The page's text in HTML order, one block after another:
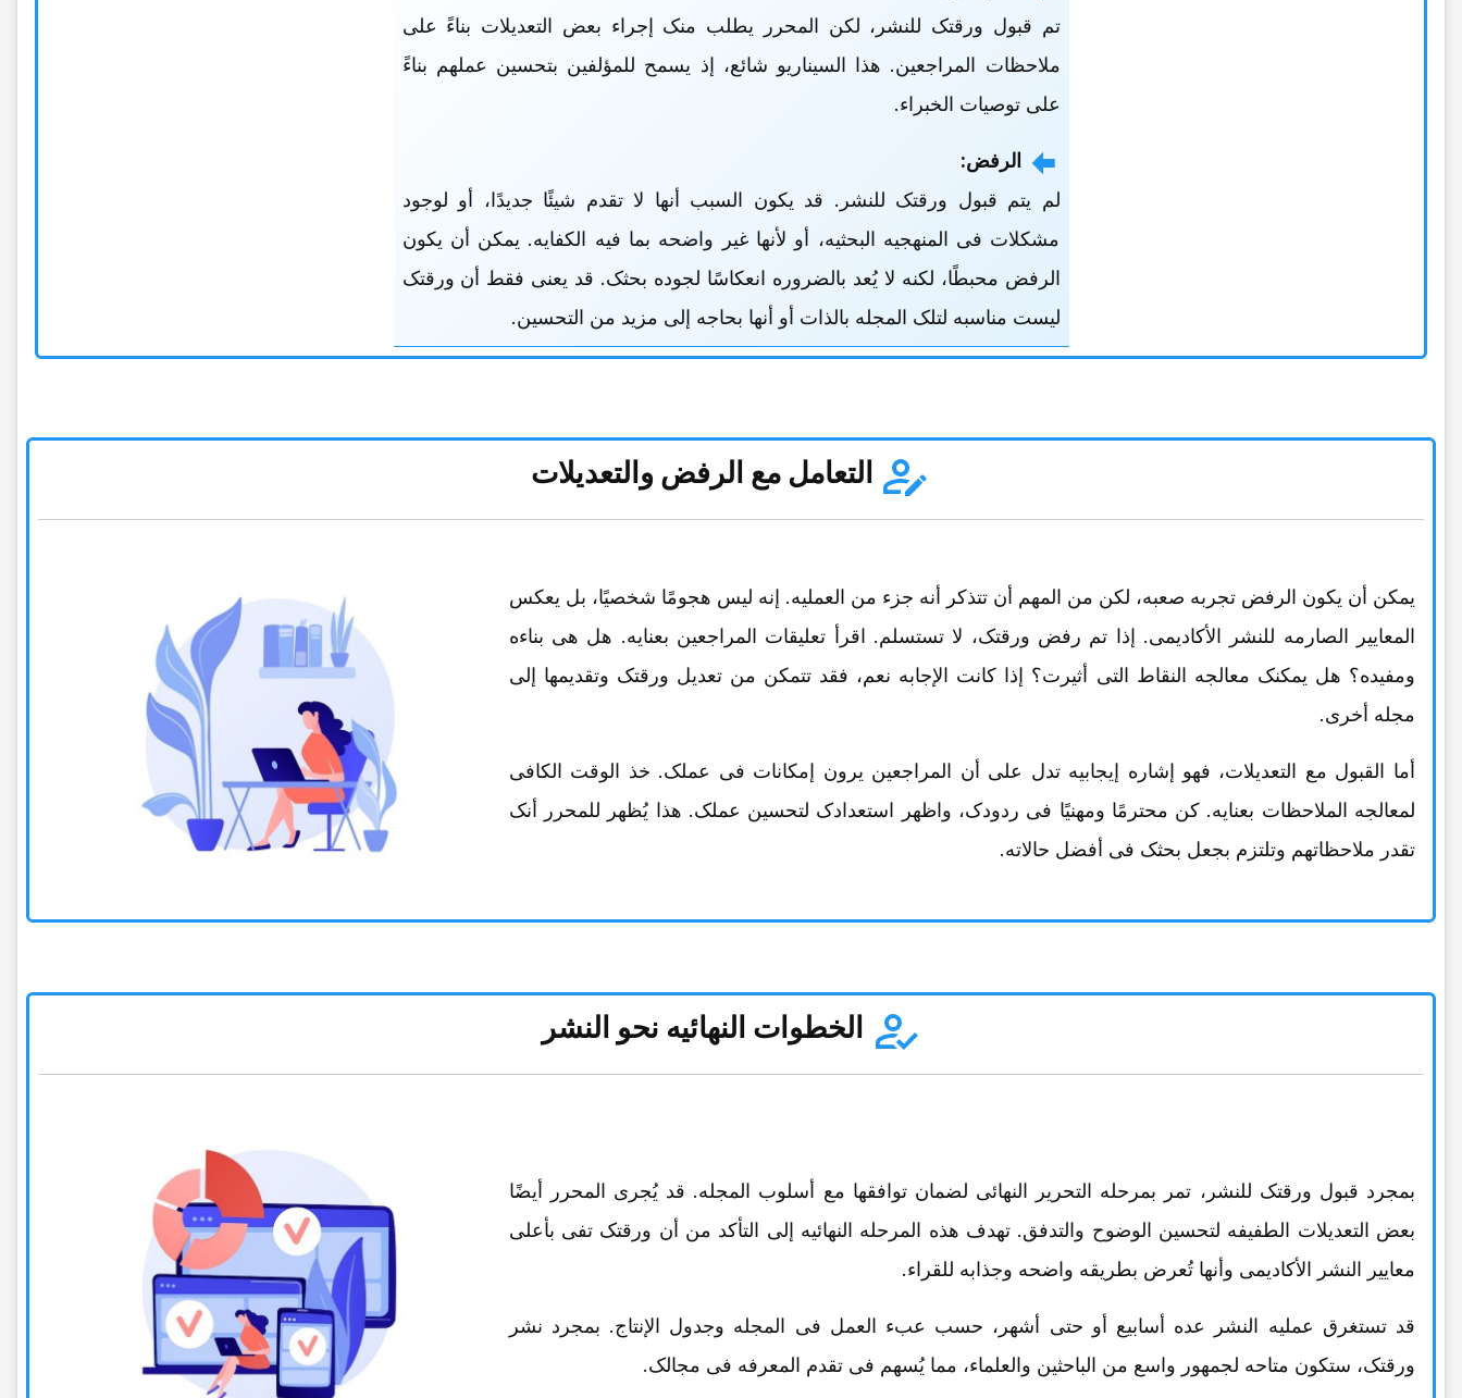
تم قبول ورقتک للنشر، لکن المحرر یطلب منک إجراء بعض التعدیلات بناءً على
ملاحظات المراجعین. هذا السیناریو شائع، إذ یسمح للمؤلفین بتحسین عملهم بناءً
على توصیات الخبراء.
الرفض:
لم یتم قبول ورقتک للنشر. قد یکون السبب أنها لا تقدم شیئًا جدیدًا، أو لوجود
مشکلات فی المنهجیه البحثیه، أو لأنها غیر واضحه بما فیه الکفایه. یمکن أن یکون
الرفض محبطًا، لکنه لا یُعد بالضروره انعکاسًا لجوده بحثک. قد یعنی فقط أن ورقتک
لیست مناسبه لتلک المجله بالذات أو أنها بحاجه إلى مزید من التحسین.
التعامل مع الرفض والتعدیلات
یمکن أن یکون الرفض تجربه صعبه، لکن من المهم أن تتذکر أنه جزء من العملیه. إنه لیس هجومًا شخصیًا، بل یعکس
المعاییر الصارمه للنشر الأکادیمی. إذا تم رفض ورقتک، لا تستسلم. اقرأ تعلیقات المراجعین بعنایه. هل هی بناءه
ومفیده؟ هل یمکنک معالجه النقاط التی أثیرت؟ إذا کانت الإجابه نعم، فقد تتمکن من تعدیل ورقتک وتقدیمها إلى
مجله أخرى.
أما القبول مع التعدیلات، فهو إشاره إیجابیه تدل على أن المراجعین یرون إمکانات فی عملک. خذ الوقت الکافی
لمعالجه الملاحظات بعنایه. کن محترمًا ومهنیًا فی ردودک، واظهر استعدادک لتحسین عملک. هذا یُظهر للمحرر أنک
تقدر ملاحظاتهم وتلتزم بجعل بحثک فی أفضل حالاته.
الخطوات النهائیه نحو النشر
بمجرد قبول ورقتک للنشر، تمر بمرحله التحریر النهائی لضمان توافقها مع أسلوب المجله. قد یُجری المحرر أیضًا
بعض التعدیلات الطفیفه لتحسین الوضوح والتدفق. تهدف هذه المرحله النهائیه إلى التأکد من أن ورقتک تفی بأعلى
معاییر النشر الأکادیمی وأنها تُعرض بطریقه واضحه وجذابه للقراء.
قد تستغرق عملیه النشر عده أسابیع أو حتى أشهر، حسب عبء العمل فی المجله وجدول الإنتاج. بمجرد نشر
ورقتک، ستکون متاحه لجمهور واسع من الباحثین والعلماء، مما یُسهم فی تقدم المعرفه فی مجالک.